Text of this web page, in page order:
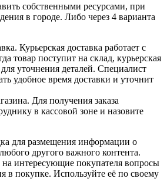
собственными ресурсами, при
в городе. Либо через 4 варианта
Курьерская доставка работает с
товар поступит на склад, курьерская
уточнения деталей. Специалист
удобное время доставки и уточнит
Для получения заказа
в кассовой зоне и назовите
для размещения информации о
другого важного контента.
интересующие покупателя вопросы
в покупке. Используйте её по своему